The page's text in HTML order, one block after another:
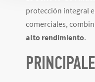
protección integral
comerciales,
alto rendimiento.